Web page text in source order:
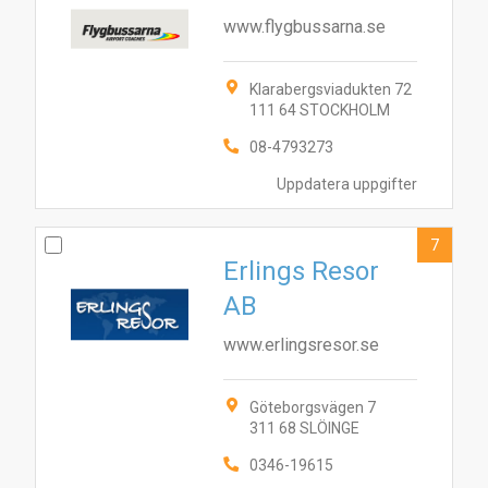
Uppdatera uppgifter
www.flygbussarna.se
Klarabergsviadukten 72
111 64 STOCKHOLM
08-4793273
Erlings Resor
AB
www.erlingsresor.se
Göteborgsvägen 7
311 68 SLÖINGE
0346-19615
7